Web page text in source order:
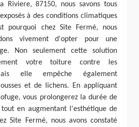
Riviere, 87150, nous savons tous
à des conditions climatiques
pourquoi chez Site Fermé, nous
vivement d'opter pour une
Non seulement cette solution
votre toiture contre les
elle empêche également
et de lichens. En appliquant
vous prolongerez la durée de
en augmentant l'esthétique de
Site Fermé, nous avons constaté